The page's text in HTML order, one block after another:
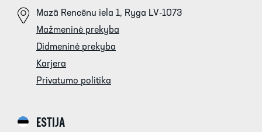
Mazā Rencēnu iela 1, Ryga LV-1073
Mažmeninė prekyba
Didmeninė prekyba
Karjera
Privatumo politika
ESTIJA